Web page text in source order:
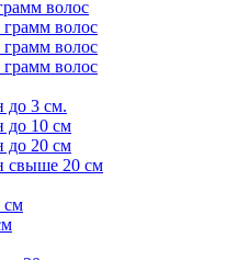
волос
волос
волос
волос
до 3 см.
до 10 см
до 20 см
свыше 20 см
см